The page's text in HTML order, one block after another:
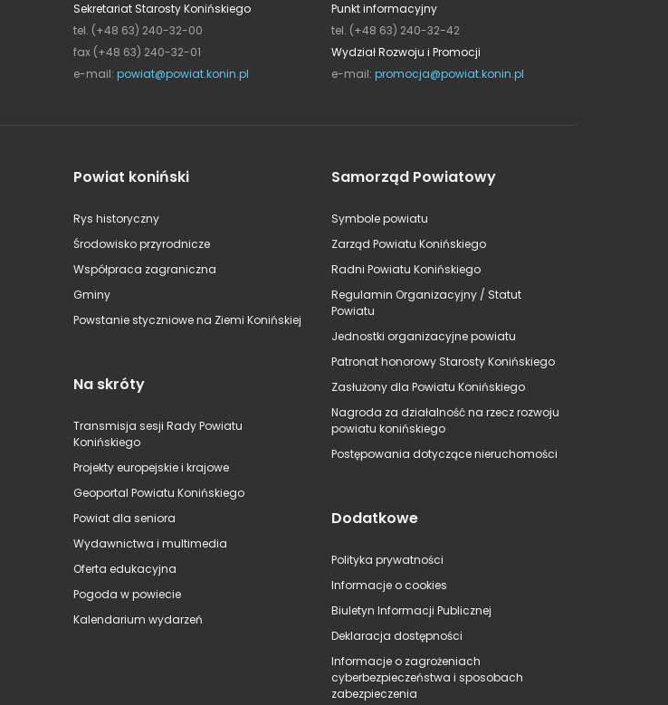
Sekretariat Starosty Konińskiego
tel. (+48 63) 240-32-00
fax (+48 63) 240-32-01
e-mail: powiat@powiat.konin.pl
Punkt informacyjny
tel. (+48 63) 240-32-42
Wydział Rozwoju i Promocji
e-mail: promocja@powiat.konin.pl
Powiat koniński
Rys historyczny
Środowisko przyrodnicze
Współpraca zagraniczna
Gminy
Powstanie styczniowe na Ziemi Konińskiej
Na skróty
Transmisja sesji Rady Powiatu
Konińskiego
Projekty europejskie i krajowe
Geoportal Powiatu Konińskiego
Powiat dla seniora
Wydawnictwa i multimedia
Oferta edukacyjna
Pogoda w powiecie
Kalendarium wydarzeń
Samorząd Powiatowy
Symbole powiatu
Zarząd Powiatu Konińskiego
Radni Powiatu Konińskiego
Regulamin Organizacyjny / Statut
Powiatu
Jednostki organizacyjne powiatu
Patronat honorowy Starosty Konińskiego
Zasłużony dla Powiatu Konińskiego
Nagroda za działalność na rzecz rozwoju
powiatu konińskiego
Postępowania dotyczące nieruchomości
Dodatkowe
Polityka prywatności
Informacje o cookies
Biuletyn Informacji Publicznej
Deklaracja dostępności
Informacje o zagrożeniach
cyberbezpieczeństwa i sposobach
zabezpieczenia